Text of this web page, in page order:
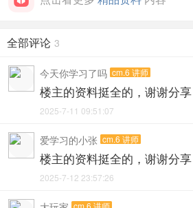
全部评论 3
今天你学习了吗 cm.6 讲师
楼主的资料挺全的，谢谢分享
2025-7-11 09:51:07
爱学习的小张 cm.6 讲师
楼主的资料挺全的，谢谢分享
2025-7-12 23:57:26
cm.6 讲师